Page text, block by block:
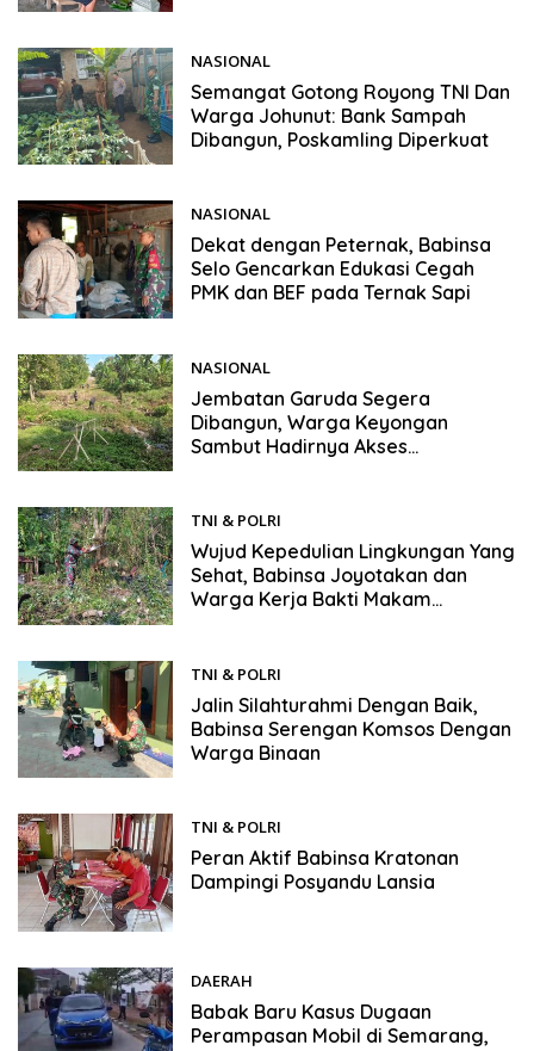
NASIONAL
Semangat Gotong Royong TNI Dan
Warga Johunut: Bank Sampah
Dibangun, Poskamling Diperkuat
NASIONAL
Dekat dengan Peternak, Babinsa
Selo Gencarkan Edukasi Cegah
PMK dan BEF pada Ternak Sapi
NASIONAL
Jembatan Garuda Segera
Dibangun, Warga Keyongan
Sambut Hadirnya Akses
TNI & POLRI
Wujud Kepedulian Lingkungan Yang
Sehat, Babinsa Joyotakan dan
Warga Kerja Bakti Makam
TNI & POLRI
Jalin Silahturahmi Dengan Baik,
Babinsa Serengan Komsos Dengan
Warga Binaan
TNI & POLRI
Peran Aktif Babinsa Kratonan
Dampingi Posyandu Lansia
DAERAH
Babak Baru Kasus Dugaan
Perampasan Mobil di Semarang,